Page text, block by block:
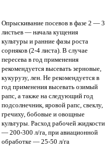
Опрыскивание посевов в фазе 2 — 3
листьев — начала кущения
культуры и ранние фазы роста
сорняков (2-4 листа). В случае
пересева в год применения
рекомендуется высевать зерновые,
кукурузу, лен. Не рекомендуется в
год применения высевать озимый
рапс, а также на следующий год
подсолнечник, яровой рапс, свеклу,
гречиху, бобовые и овощные
культуры. Расход рабочей жидкости
— 200-300 л/га, при авиационной
обработке — 25-50 л/га